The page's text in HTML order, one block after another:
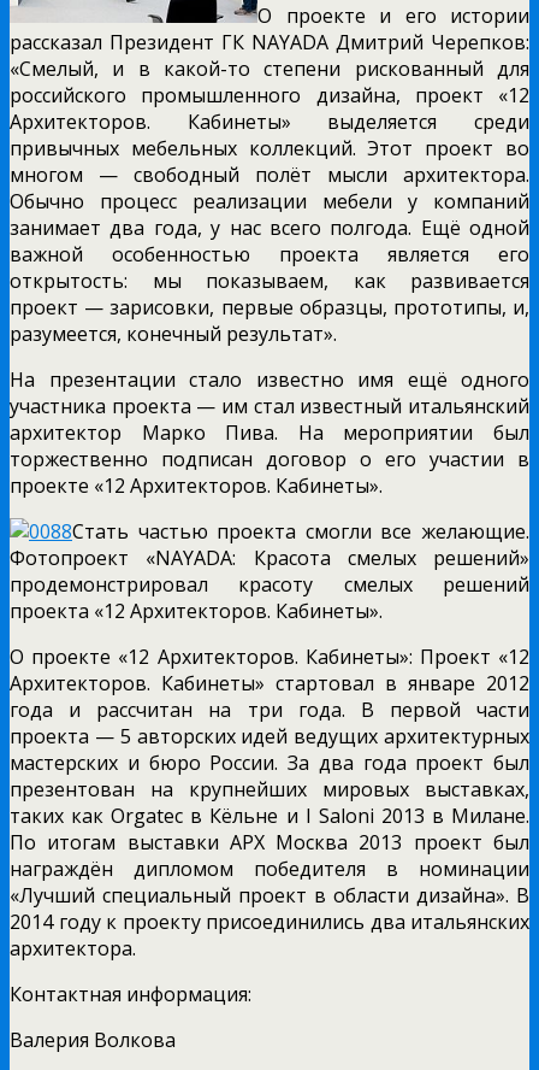
О проекте и его истории
рассказал Президент ГК NAYADA Дмитрий Черепков:
«Смелый, и в какой-то степени рискованный для
российского промышленного дизайна, проект «12
Архитекторов. Кабинеты» выделяется среди
привычных мебельных коллекций. Этот проект во
многом — свободный полёт мысли архитектора.
Обычно процесс реализации мебели у компаний
занимает два года, у нас всего полгода. Ещё одной
важной особенностью проекта является его
открытость: мы показываем, как развивается
проект — зарисовки, первые образцы, прототипы, и,
разумеется, конечный результат».
На презентации стало известно имя ещё одного
участника проекта — им стал известный итальянский
архитектор Марко Пива. На мероприятии был
торжественно подписан договор о его участии в
проекте «12 Архитекторов. Кабинеты».
Стать частью проекта смогли все желающие.
Фотопроект «NAYADA: Красота смелых решений»
продемонстрировал красоту смелых решений
проекта «12 Архитекторов. Кабинеты».
О проекте «12 Архитекторов. Кабинеты»: Проект «12
Архитекторов. Кабинеты» стартовал в январе 2012
года и рассчитан на три года. В первой части
проекта — 5 авторских идей ведущих архитектурных
мастерских и бюро России. За два года проект был
презентован на крупнейших мировых выставках,
таких как Orgatec в Кёльне и I Saloni 2013 в Милане.
По итогам выставки АРХ Москва 2013 проект был
награждён дипломом победителя в номинации
«Лучший специальный проект в области дизайна». В
2014 году к проекту присоединились два итальянских
архитектора.
Контактная информация:
Валерия Волкова